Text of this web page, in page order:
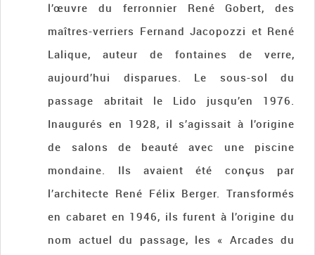
l’œuvre du ferronnier René Gobert, des
maîtres-verriers Fernand Jacopozzi et René
Lalique, auteur de fontaines de verre,
aujourd’hui disparues. Le sous-sol du
passage abritait le Lido jusqu’en 1976.
Inaugurés en 1928, il s’agissait à l’origine
de salons de beauté avec une piscine
mondaine. Ils avaient été conçus par
l’architecte René Félix Berger. Transformés
en cabaret en 1946, ils furent à l’origine du
nom actuel du passage, les « Arcades du